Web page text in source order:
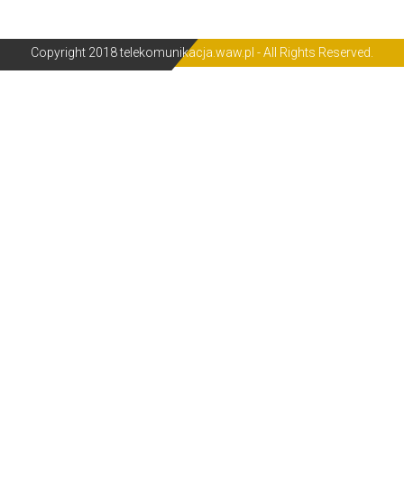
Copyright 2018 telekomunikacja.waw.pl - All Rights Reserved.